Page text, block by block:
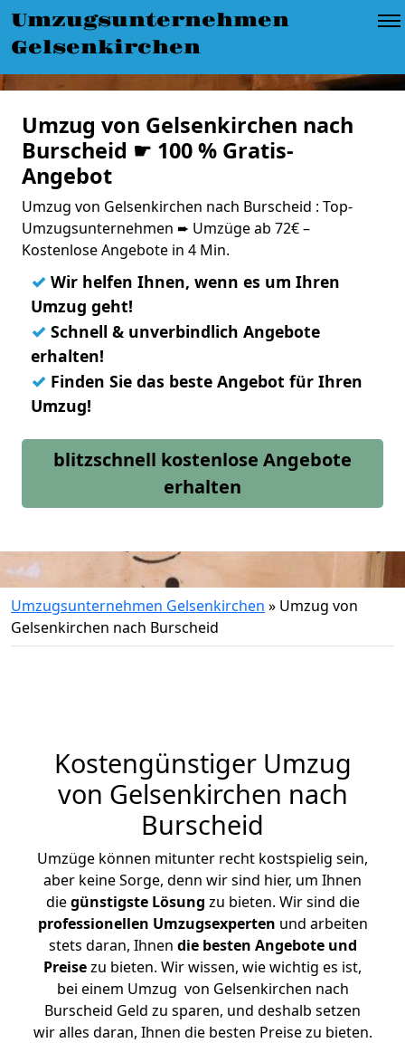
Umzugsunternehmen
Gelsenkirchen
Umzug von Gelsenkirchen nach
Burscheid ☛ 100 % Gratis-
Angebot
Umzug von Gelsenkirchen nach Burscheid : Top-
Umzugsunternehmen ➨ Umzüge ab 72€ –
Kostenlose Angebote in 4 Min.
✓ Wir helfen Ihnen, wenn es um Ihren
Umzug geht!
✓ Schnell & unverbindlich Angebote
erhalten!
✓ Finden Sie das beste Angebot für Ihren
Umzug!
blitzschnell kostenlose Angebote
erhalten
Umzugsunternehmen Gelsenkirchen » Umzug von
Gelsenkirchen nach Burscheid
Kostengünstiger Umzug
von Gelsenkirchen nach
Burscheid
Umzüge können mitunter recht kostspielig sein,
aber keine Sorge, denn wir sind hier, um Ihnen
diegünstigste Lösung zu bieten. Wir sind die
professionellen Umzugsexperten und arbeiten
stets daran, Ihnen die besten Angebote und
Preisezu bieten. Wir wissen, wie wichtig es ist,
bei einem Umzug von Gelsenkirchen nach
Burscheid Geld zu sparen, und deshalb setzen
wir alles daran, Ihnen die besten Preise zu bieten.